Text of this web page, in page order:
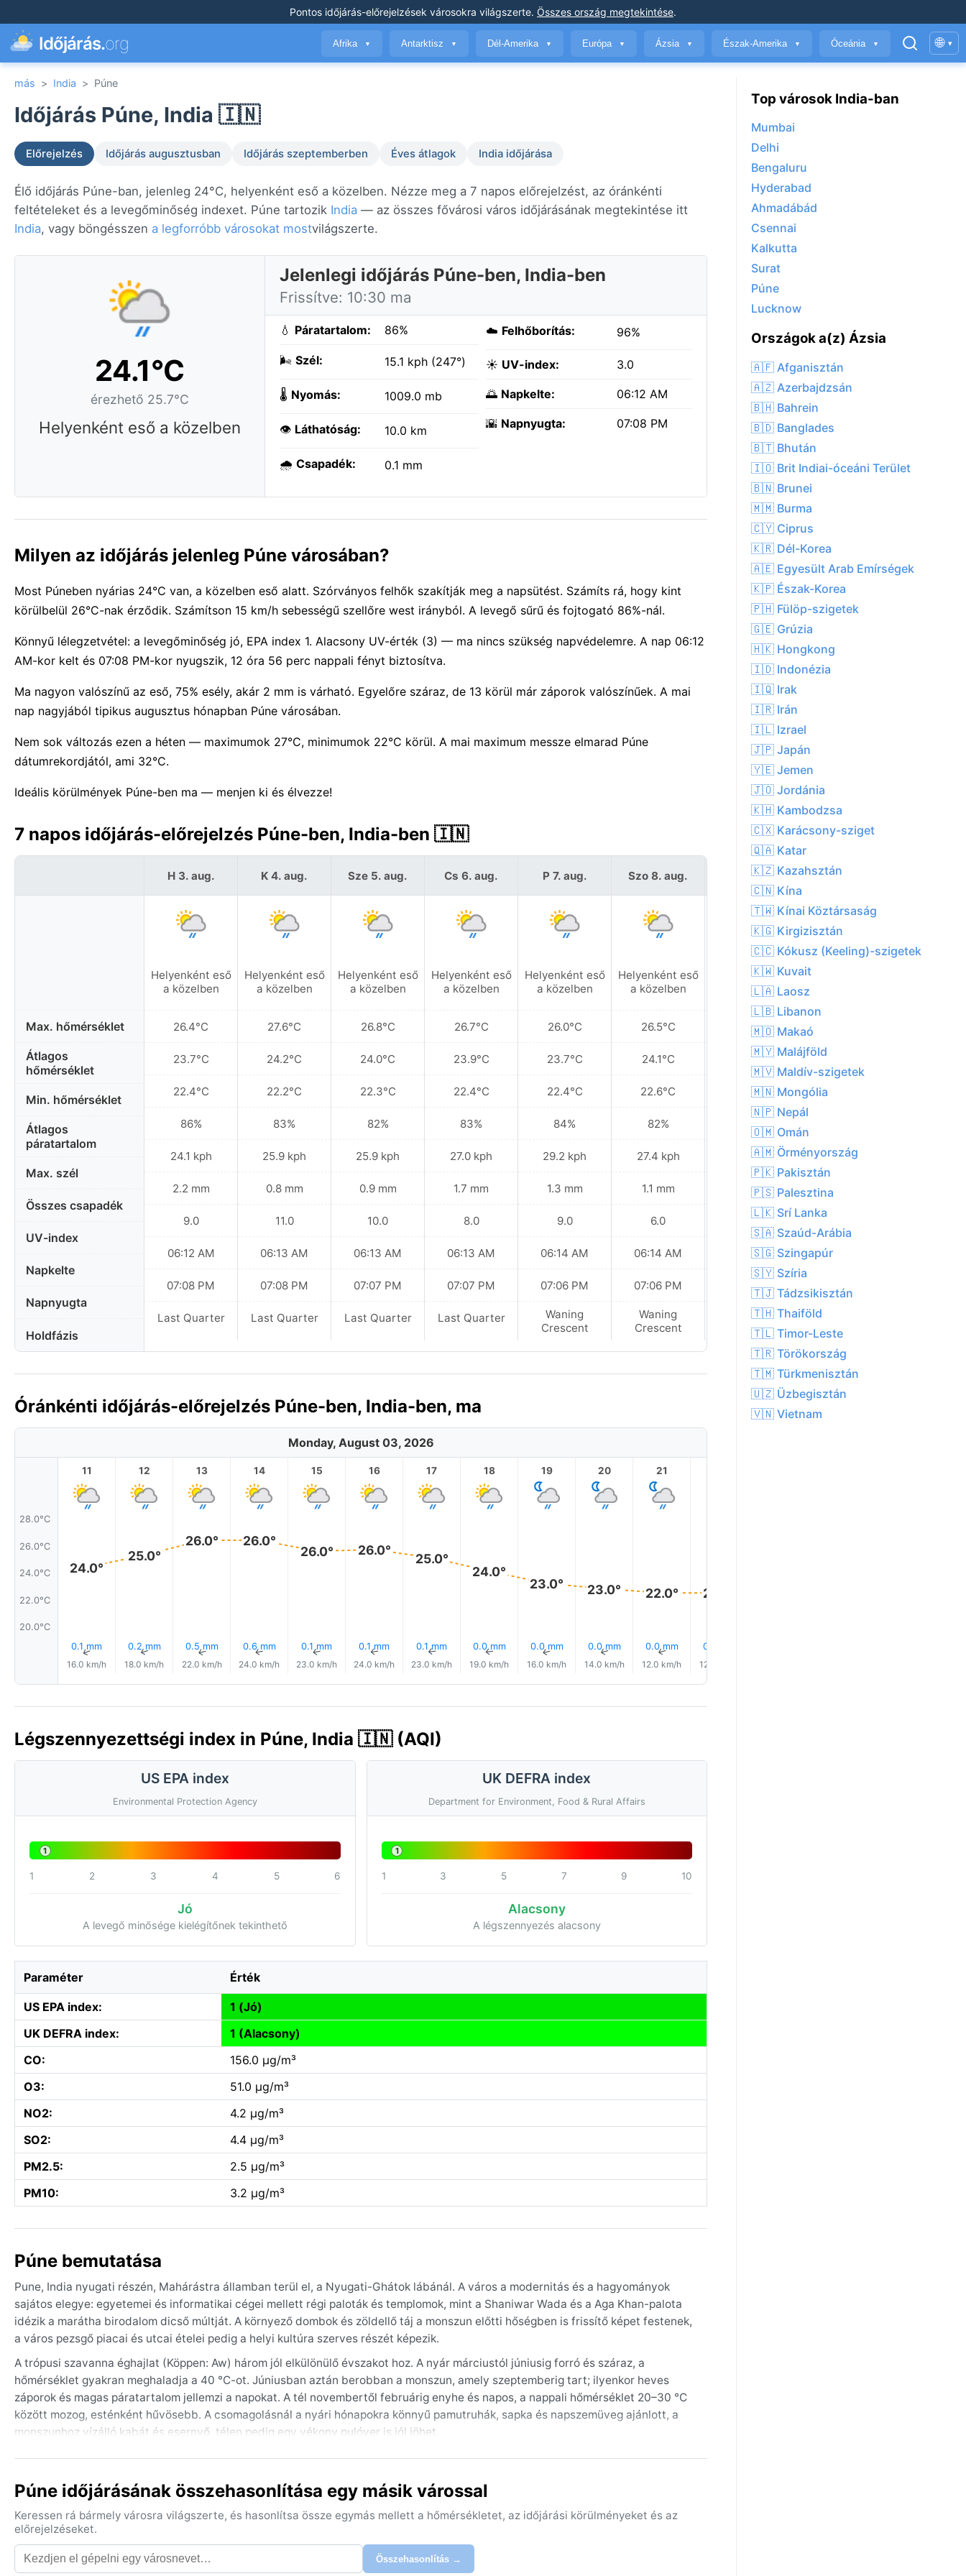
Pontos időjárás-előrejelzések városokra világszerte. Összes ország megtekintése.
Időjárás.org Afrika ▼ Antarktisz ▼ Dél-Amerika ▼ Európa ▼ Ázsia ▼ Észak-Amerika ▼ Óceánia ▼ 🌐 ▾
más > India > Púne
Időjárás Púne, India 🇮🇳
Előrejelzés Időjárás augusztusban Időjárás szeptemberben Éves átlagok India időjárása
Élő időjárás Púne-ban, jelenleg 24°C, helyenként eső a közelben. Nézze meg a 7 napos előrejelzést, az óránkénti
feltételeket és a levegőminőség indexet. Púne tartozik India — az összes fővárosi város időjárásának megtekintése itt
India, vagy böngésszen a legforróbb városokat mostvilágszerte.
24.1°C
érezhető 25.7°C
Helyenként eső a közelben
Jelenlegi időjárás Púne-ben, India-ben
Frissítve: 10:30 ma
💧 Páratartalom: 86%
🌬️ Szél: 15.1 kph (247°)
🌡️ Nyomás: 1009.0 mb
👁️ Láthatóság: 10.0 km
🌧️ Csapadék: 0.1 mm
☁️ Felhőborítás: 96%
☀️ UV-index: 3.0
🌅 Napkelte: 06:12 AM
🌇 Napnyugta: 07:08 PM
Milyen az időjárás jelenleg Púne városában?
Most Púneben nyárias 24°C van, a közelben eső alatt. Szórványos felhők szakítják meg a napsütést. Számíts rá, hogy kint
körülbelül 26°C-nak érződik. Számítson 15 km/h sebességű szellőre west irányból. A levegő sűrű és fojtogató 86%-nál.
Könnyű lélegzetvétel: a levegőminőség jó, EPA index 1. Alacsony UV-érték (3) — ma nincs szükség napvédelemre. A nap 06:12
AM-kor kelt és 07:08 PM-kor nyugszik, 12 óra 56 perc nappali fényt biztosítva.
Ma nagyon valószínű az eső, 75% esély, akár 2 mm is várható. Egyelőre száraz, de 13 körül már záporok valószínűek. A mai
nap nagyjából tipikus augusztus hónapban Púne városában.
Nem sok változás ezen a héten — maximumok 27°C, minimumok 22°C körül. A mai maximum messze elmarad Púne
dátumrekordjától, ami 32°C.
Ideális körülmények Púne-ben ma — menjen ki és élvezze!
7 napos időjárás-előrejelzés Púne-ben, India-ben 🇮🇳
Max. hőmérséklet
Átlagos
hőmérséklet
Min. hőmérséklet
Átlagos
páratartalom
Max. szél
Összes csapadék
UV-index
Napkelte
Napnyugta
Holdfázis
H 3. aug.
Helyenként eső
a közelben
26.4°C
23.7°C
22.4°C
86%
24.1 kph
2.2 mm
9.0
06:12 AM
07:08 PM
Last Quarter
K 4. aug.
Helyenként eső
a közelben
27.6°C
24.2°C
22.2°C
83%
25.9 kph
0.8 mm
11.0
06:13 AM
07:08 PM
Last Quarter
Sze 5. aug.
Helyenként eső
a közelben
26.8°C
24.0°C
22.3°C
82%
25.9 kph
0.9 mm
10.0
06:13 AM
07:07 PM
Last Quarter
Cs 6. aug.
Helyenként eső
a közelben
26.7°C
23.9°C
22.4°C
83%
27.0 kph
1.7 mm
8.0
06:13 AM
07:07 PM
Last Quarter
P 7. aug.
Helyenként eső
a közelben
26.0°C
23.7°C
22.4°C
84%
29.2 kph
1.3 mm
9.0
06:14 AM
07:06 PM
Waning
Crescent
Szo 8. aug.
Helyenként eső
a közelben
26.5°C
24.1°C
22.6°C
82%
27.4 kph
1.1 mm
6.0
06:14 AM
07:06 PM
Waning
Crescent
V 9. aug.
Helyenként eső
a közelben
26.3°C
23.5°C
22.3°C
83%
25.9 kph
0.8 mm
6.0
06:14 AM
07:05 PM
Waning
Crescent
Óránkénti időjárás-előrejelzés Púne-ben, India-ben, ma
Monday, August 03, 2026
28.0°C
26.0°C
24.0°C
22.0°C
20.0°C
11
24.0°
0.1 mm
↑
16.0 km/h
12
25.0°
0.2 mm
↑
18.0 km/h
13
26.0°
0.5 mm
↑
22.0 km/h
14
26.0°
0.6 mm
↑
24.0 km/h
15
26.0°
0.1 mm
↑
23.0 km/h
16
26.0°
0.1 mm
↑
24.0 km/h
17
25.0°
0.1 mm
↑
23.0 km/h
18
24.0°
0.0 mm
↑
19.0 km/h
19
23.0°
0.0 mm
↑
16.0 km/h
20
23.0°
0.0 mm
↑
14.0 km/h
21
22.0°
0.0 mm
↑
12.0 km/h
22.0°
0.0 mm
12.0 km/h
Légszennyezettségi index in Púne, India 🇮🇳 (AQI)
US EPA index
Environmental Protection Agency
1
1 2 3 4 5 6
Jó
A levegő minősége kielégítőnek tekinthető
UK DEFRA index
Department for Environment, Food & Rural Affairs
1
1 3 5 7 9 10
Alacsony
A légszennyezés alacsony
Paraméter Érték
US EPA index:
1 (Jó)
UK DEFRA index:
1 (Alacsony)
CO:
156.0 µg/m³
O3:
51.0 µg/m³
NO2:
4.2 µg/m³
SO2:
4.4 µg/m³
PM2.5:
2.5 µg/m³
PM10:
3.2 µg/m³
Púne bemutatása
Pune, India nyugati részén, Mahárástra államban terül el, a Nyugati-Ghátok lábánál. A város a modernitás és a hagyományok
sajátos elegye: egyetemei és informatikai cégei mellett régi paloták és templomok, mint a Shaniwar Wada és a Aga Khan-palota
idézik a marátha birodalom dicső múltját. A környező dombok és zöldellő táj a monszun előtti hőségben is frissítő képet festenek,
a város pezsgő piacai és utcai ételei pedig a helyi kultúra szerves részét képezik.
A trópusi szavanna éghajlat (Köppen: Aw) három jól elkülönülő évszakot hoz. A nyár márciustól júniusig forró és száraz, a
hőmérséklet gyakran meghaladja a 40 °C-ot. Júniusban aztán berobban a monszun, amely szeptemberig tart; ilyenkor heves
záporok és magas páratartalom jellemzi a napokat. A tél novembertől februárig enyhe és napos, a nappali hőmérséklet 20–30 °C
között mozog, esténként hűvösebb. A csomagolásnál a nyári hónapokra könnyű pamutruhák, sapka és napszemüveg ajánlott, a
monszunhoz vízálló kabát és esernyő, télen pedig egy vékony pulóver is jól jöhet.
Az utazás szempontjából a legkellemesebb időszak a tél, novembertől februárig, amikor a napfényes, száraz napok ideálisak a
megterhelőek. A tél elején előforduló reggeli köd enyhíti a látótávolságot, de ritkán zavarja a közlekedést. Hurrikánok nem érik el
ezt a vidéket, a forró és párás nyár után viszont a monszun megkönnyebbülést hoz.
Púne időjárásának összehasonlítása egy másik várossal
Keressen rá bármely városra világszerte, és hasonlítsa össze egymás mellett a hőmérsékletet, az időjárási körülményeket és az
előrejelzéseket.
Összehasonlítás →
Top városok India-ban
Mumbai
Delhi
Bengaluru
Hyderabad
Ahmadábád
Csennai
Kalkutta
Surat
Púne
Lucknow
Országok a(z) Ázsia
🇦🇫 Afganisztán
🇦🇿 Azerbajdzsán
🇧🇭 Bahrein
🇧🇩 Banglades
🇧🇹 Bhután
🇮🇴 Brit Indiai-óceáni Terület
🇧🇳 Brunei
🇲🇲 Burma
🇨🇾 Ciprus
🇰🇷 Dél-Korea
🇦🇪 Egyesült Arab Emírségek
🇰🇵 Észak-Korea
🇵🇭 Fülöp-szigetek
🇬🇪 Grúzia
🇭🇰 Hongkong
🇮🇩 Indonézia
🇮🇶 Irak
🇮🇷 Irán
🇮🇱 Izrael
🇯🇵 Japán
🇾🇪 Jemen
🇯🇴 Jordánia
🇰🇭 Kambodzsa
🇨🇽 Karácsony-sziget
🇶🇦 Katar
🇰🇿 Kazahsztán
🇨🇳 Kína
🇹🇼 Kínai Köztársaság
🇰🇬 Kirgizisztán
🇨🇨 Kókusz (Keeling)-szigetek
🇰🇼 Kuvait
🇱🇦 Laosz
🇱🇧 Libanon
🇲🇴 Makaó
🇲🇾 Malájföld
🇲🇻 Maldív-szigetek
🇲🇳 Mongólia
🇳🇵 Nepál
🇴🇲 Omán
🇦🇲 Örményország
🇵🇰 Pakisztán
🇵🇸 Palesztina
🇱🇰 Srí Lanka
🇸🇦 Szaúd-Arábia
🇸🇬 Szingapúr
🇸🇾 Szíria
🇹🇯 Tádzsikisztán
🇹🇭 Thaiföld
🇹🇱 Timor-Leste
🇹🇷 Törökország
🇹🇲 Türkmenisztán
🇺🇿 Üzbegisztán
🇻🇳 Vietnam